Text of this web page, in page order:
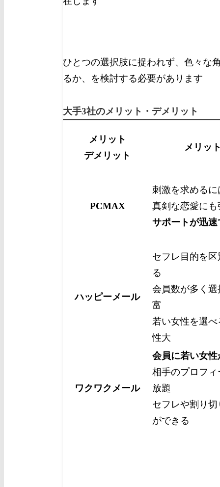
ひとつの選択肢に捉われず、色々な
るか、を検討する必要があります
大手3社のメリット・デメリット
メリット
デメリット
メリッ
PCMAX
刺激を求めるに
真剣な恋愛にも
サポートが迅速
ハッピーメール
セフレ目的を区
る
会員数が多く選
富
若い女性を選べ
性大
ワクワクメール
会員に若い女性
相手のプロフィ
放題
セフレや割り切
ができる